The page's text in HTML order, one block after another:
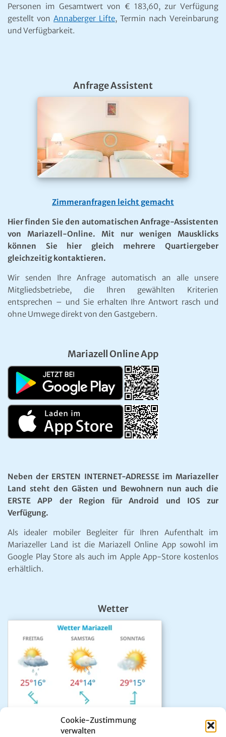
Cookie-Zustimmung
verwalten
Personen im Gesamtwert von € 183,60, zur Verfügung
gestellt von Annaberger Lifte, Termin nach Vereinbarung
und Verfügbarkeit.
Anfrage Assistent
Zimmeranfragen leicht gemacht
Hier finden Sie den automatischen Anfrage-Assistenten
von Mariazell-Online. Mit nur wenigen Mausklicks
können Sie hier gleich mehrere Quartiergeber
gleichzeitig kontaktieren.
Wir senden Ihre Anfrage automatisch an alle unsere
Mitgliedsbetriebe, die Ihren gewählten Kriterien
entsprechen – und Sie erhalten Ihre Antwort rasch und
ohne Umwege direkt von den Gastgebern.
Mariazell Online App
Neben der ERSTEN INTERNET-ADRESSE im Mariazeller
Land steht den Gästen und Bewohnern nun auch die
ERSTE APP der Region für Android und IOS zur
Verfügung.
Als idealer mobiler Begleiter für Ihren Aufenthalt im
Mariazeller Land ist die Mariazell Online App sowohl im
Google Play Store als auch im Apple App-Store kostenlos
erhältlich.
Wetter